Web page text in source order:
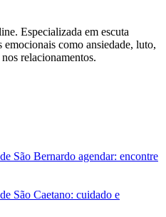
Especializada em escuta
como ansiedade, luto,
relacionamentos.
São Bernardo agendar: encontre
São Caetano: cuidado e